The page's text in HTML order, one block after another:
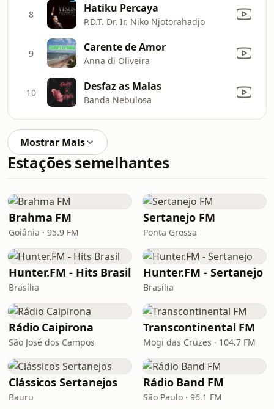
8 Hatiku Percaya
P.D.T. Dr. Ir. Niko Njotorahadjo
9 Carente de Amor
Anna di Oliveira
10 Desfaz as Malas
Banda Nebulosa
Mostrar Mais
Estações semelhantes
Brahma FM
Goiânia · 95.9 FM
Sertanejo FM
Ponta Grossa
Hunter.FM - Hits Brasil
Brasília
Hunter.FM - Sertanejo
Brasília
Rádio Caipirona
São José dos Campos
Transcontinental FM
Mogi das Cruzes · 104.7 FM
Clássicos Sertanejos
Bauru
Rádio Band FM
São Paulo · 96.1 FM